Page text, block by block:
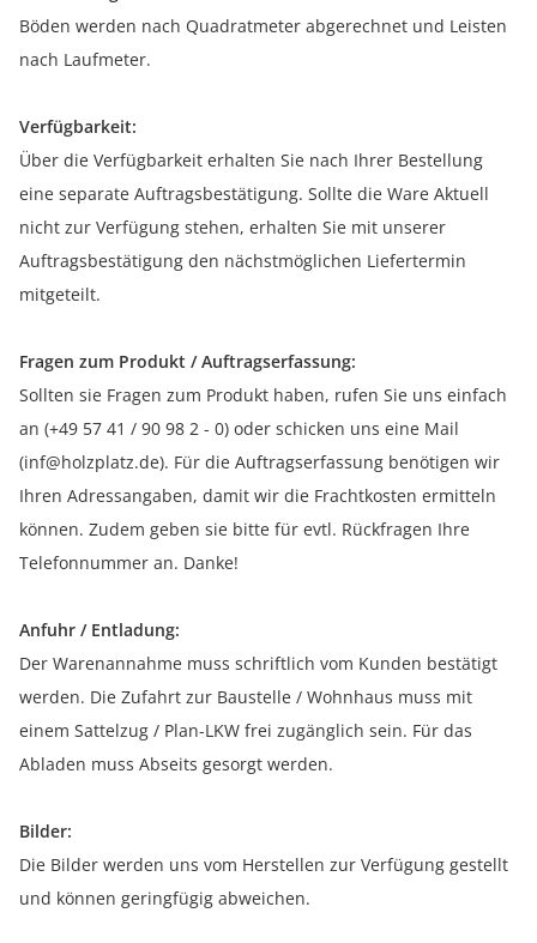
Böden werden nach Quadratmeter abgerechnet und Leisten
nach Laufmeter.
Verfügbarkeit:
Über die Verfügbarkeit erhalten Sie nach Ihrer Bestellung
eine separate Auftragsbestätigung. Sollte die Ware Aktuell
nicht zur Verfügung stehen, erhalten Sie mit unserer
Auftragsbestätigung den nächstmöglichen Liefertermin
mitgeteilt.
Fragen zum Produkt / Auftragserfassung:
Sollten sie Fragen zum Produkt haben, rufen Sie uns einfach
an (+49 57 41 / 90 98 2 - 0) oder schicken uns eine Mail
(inf@holzplatz.de). Für die Auftragserfassung benötigen wir
Ihren Adressangaben, damit wir die Frachtkosten ermitteln
können. Zudem geben sie bitte für evtl. Rückfragen Ihre
Telefonnummer an. Danke!
Anfuhr / Entladung:
Der Warenannahme muss schriftlich vom Kunden bestätigt
werden. Die Zufahrt zur Baustelle / Wohnhaus muss mit
einem Sattelzug / Plan-LKW frei zugänglich sein. Für das
Abladen muss Abseits gesorgt werden.
Bilder:
Die Bilder werden uns vom Herstellen zur Verfügung gestellt
und können geringfügig abweichen.